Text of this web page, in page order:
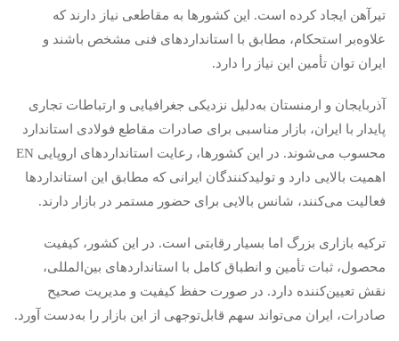
تیرآهن ایجاد کرده است. این کشورها به مقاطعی نیاز دارند که
علاوه‌بر استحکام، مطابق با استانداردهای فنی مشخص باشند و
ایران توان تأمین این نیاز را دارد.
آذربایجان و ارمنستان به‌دلیل نزدیکی جغرافیایی و ارتباطات تجاری
پایدار با ایران، بازار مناسبی برای صادرات مقاطع فولادی استاندارد
محسوب می‌شوند. در این کشورها، رعایت استانداردهای اروپایی EN
اهمیت بالایی دارد و تولیدکنندگان ایرانی که مطابق این استانداردها
فعالیت می‌کنند، شانس بالایی برای حضور مستمر در بازار دارند.
ترکیه بازاری بزرگ اما بسیار رقابتی است. در این کشور، کیفیت
محصول، ثبات تأمین و انطباق کامل با استانداردهای بین‌المللی،
نقش تعیین‌کننده دارد. در صورت حفظ کیفیت و مدیریت صحیح
صادرات، ایران می‌تواند سهم قابل‌توجهی از این بازار را به‌دست آورد.